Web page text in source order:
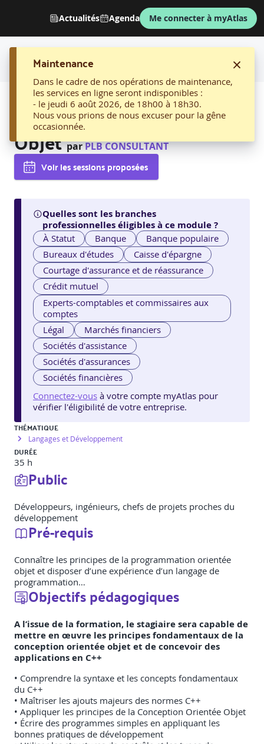
Actualités Agenda Me connecter à myAtlas
Maintenance
Dans le cadre de nos opérations de maintenance,
les services en ligne seront indisponibles :
- le jeudi 6 août 2026, de 18h00 à 18h30.
Nous vous prions de nous excuser pour la gêne
occasionnée.
AFFICHER LE FIL D'ARIANE
08 - C++, programmation
Objet parPLB CONSULTANT
Voir les sessions proposées
Quelles sont les branches
professionnelles éligibles à ce module ?
À Statut Banque
Banque populaire
Bureaux d'études
Caisse d'épargne
Courtage d'assurance et de réassurance
Crédit mutuel
Experts-comptables et commissaires aux
comptes
Légal
Marchés financiers
Sociétés d'assistance
Sociétés d'assurances
Sociétés financières
Connectez-vous à votre compte myAtlas pour
vérifier l'éligibilité de votre entreprise.
THÉMATIQUE
Langages et Développement
DURÉE
35 h
Public
Développeurs, ingénieurs, chefs de projets proches du
développement
Pré-requis
Connaître les principes de la programmation orientée
objet et disposer d’une expérience d’un langage de
programmation…
Objectifs pédagogiques
A l’issue de la formation, le stagiaire sera capable de
mettre en œuvre les principes fondamentaux de la
conception orientée objet et de concevoir des
applications en C++
• Comprendre la syntaxe et les concepts fondamentaux
du C++
• Maîtriser les ajouts majeurs des normes C++
• Appliquer les principes de la Conception Orientée Objet
• Écrire des programmes simples en appliquant les
bonnes pratiques de développement